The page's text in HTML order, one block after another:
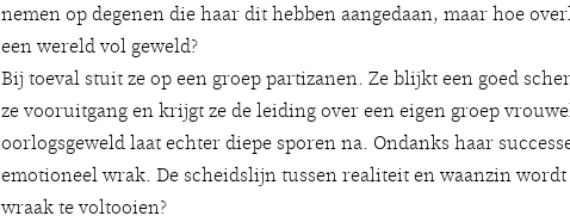
nemen op degenen die haar dit hebben aangedaan, maar hoe
een wereld vol geweld?
Bij toeval stuit ze op een groep partizanen. Ze blijkt een goed
ze vooruitgang en krijgt ze de leiding over een eigen groep
oorlogsgeweld laat echter diepe sporen na. Ondanks haar
emotioneel wrak. De scheidslijn tussen realiteit en waanzin wordt
wraak te voltooien?